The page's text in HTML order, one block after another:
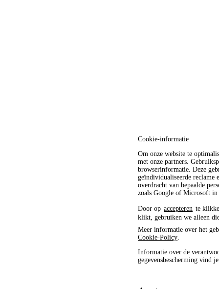
Cookie-informatie
Om onze website te
met onze partners.
browserinformatie. Deze
geïndividualiseerde
overdracht van bepaalde
zoals Google of Microsoft in
Door op accepteren te
klikt, gebruiken we alleen
Meer informatie over het
Cookie-Policy
Informatie over de
gegevensbescherming vind